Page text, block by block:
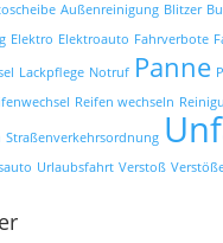
Außenreinigung Blitzer
Elektro Elektroauto Fahrverbote
Lackpflege Notruf Panne
Reifen wechseln
Straßenverkehrsordnung
Urlaubsfahrt Verstoß